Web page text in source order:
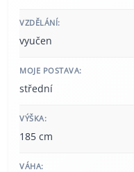
VZDĚLÁNÍ:
vyučen
MOJE POSTAVA:
střední
VÝŠKA:
185 cm
VÁHA: